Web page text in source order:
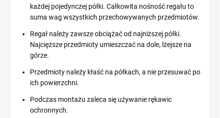
każdej pojedynczej półki. Całkowita nośność regału to
suma wag wszystkich przechowywanych przedmiotów.
Regał należy zawsze obciążać od najniższej półki.
Najcięższe przedmioty umieszczać na dole, lżejsze na
górze.
Przedmioty należy kłaść na półkach, a nie przesuwać po
ich powierzchni.
Podczas montażu zaleca się używanie rękawic
ochronnych.